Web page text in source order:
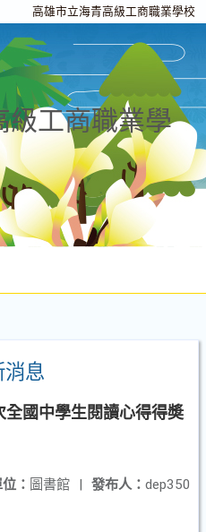
高雄市立海青高級工商職業學校
級工商職業學
消息
國中學生閱讀心得得奬
發布人： dep350
： 圖書館 |